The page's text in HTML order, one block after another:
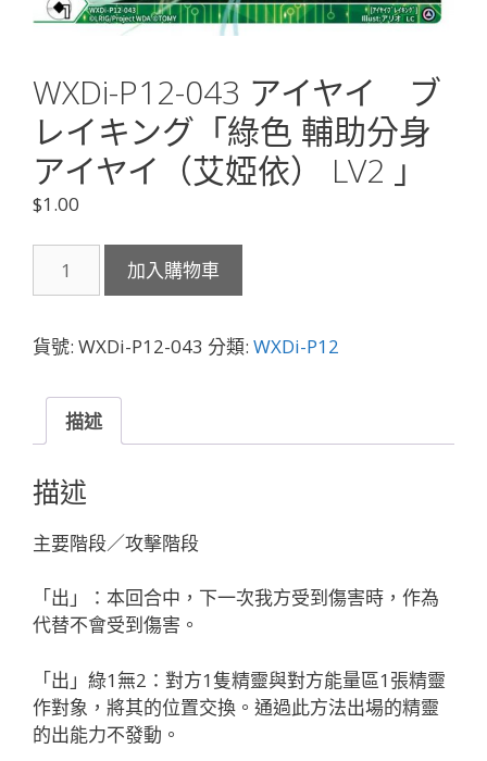
WXDi-P12-043 アイヤイ ブ
レイキング「綠色 輔助分身
アイヤイ（艾婭依） LV2 」
$1.00
P12-
ア
ヤ
イ
ブ
レ
イ
キ
ン
グ
「綠
色
輔
助
分
身
加入購物車
貨號: WXDi-P12-043 分類: WXDi-P12
描述
描述
主要階段／攻擊階段
「出」：本回合中，下一次我方受到傷害時，作為
代替不會受到傷害。
「出」綠1無2：對方1隻精靈與對方能量區1張精靈
作對象，將其的位置交換。通過此方法出場的精靈
的出能力不發動。